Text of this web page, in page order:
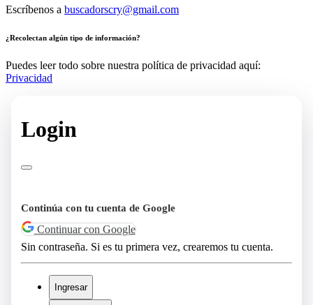
Escríbenos a buscadorscry@gmail.com
¿Recolectan algún tipo de información?
Puedes leer todo sobre nuestra política de privacidad aquí:
Privacidad
Login
Continúa con tu cuenta de Google
Continuar con Google
Sin contraseña. Si es tu primera vez, crearemos tu cuenta.
Ingresar